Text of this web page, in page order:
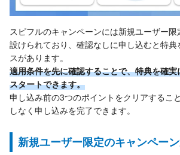
スピフルのキャンペーンには新規ユーザー
設けられており、確認なしに申し込むと特
スがあります。
適用条件を先に確認することで、特典を確
スタートできます。
申し込み前の3つのポイントをクリアするこ
しなく申し込みを完了できます。
新規ユーザー限定のキャンペー